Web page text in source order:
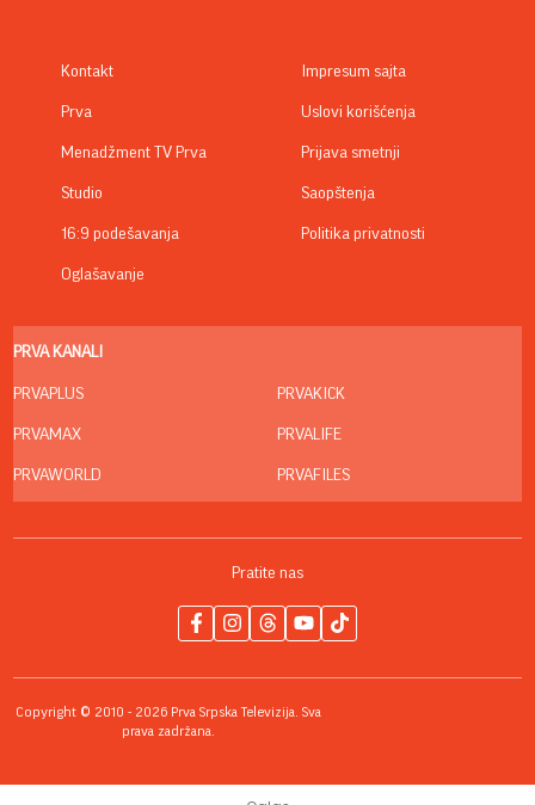
Kontakt
Prva
Menadžment TV Prva
Studio
16:9 podešavanja
Oglašavanje
Impresum sajta
Uslovi korišćenja
Prijava smetnji
Saopštenja
Politika privatnosti
PRVA KANALI
PRVAPLUS
PRVAMAX
PRVAWORLD
PRVAKICK
PRVALIFE
PRVAFILES
Pratite nas
Copyright © 2010 - 2026 Prva Srpska Televizija. Sva
prava zadržana.